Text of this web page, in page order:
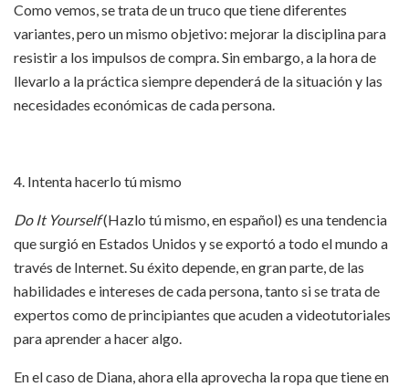
Como vemos, se trata de un truco que tiene diferentes
variantes, pero un mismo objetivo: mejorar la disciplina para
resistir a los impulsos de compra. Sin embargo, a la hora de
llevarlo a la práctica siempre dependerá de la situación y las
necesidades económicas de cada persona.
4. Intenta hacerlo tú mismo
Do It Yourself(Hazlo tú mismo, en español) es una tendencia
que surgió en Estados Unidos y se exportó a todo el mundo a
través de Internet. Su éxito depende, en gran parte, de las
habilidades e intereses de cada persona, tanto si se trata de
expertos como de principiantes que acuden a videotutoriales
para aprender a hacer algo.
En el caso de Diana, ahora ella aprovecha la ropa que tiene en